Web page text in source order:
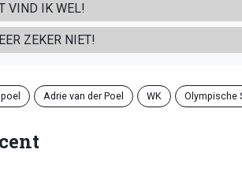
VIND IK WEL!
ZEKER NIET!
Adrie van der Poel WK Olympische